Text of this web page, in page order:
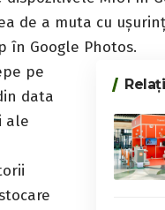
de a muta cu
în Google Photos.
pe
data
ale